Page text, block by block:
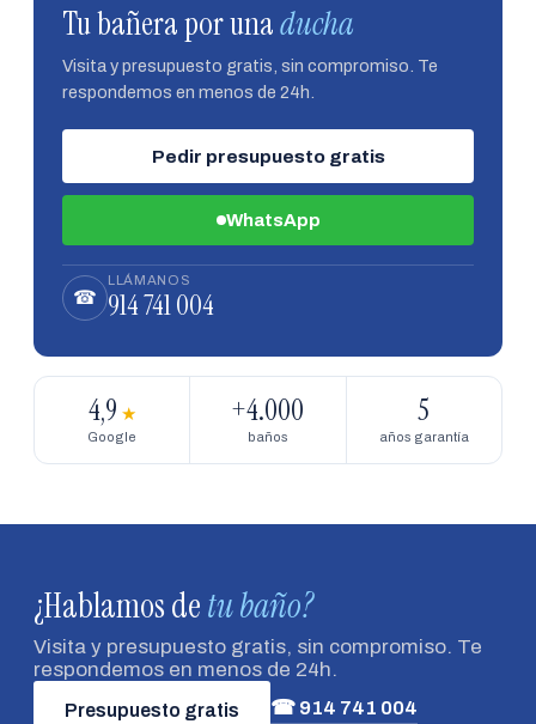
Tu bañera por unaducha
Visita y presupuesto gratis, sin compromiso. Te
respondemos en menos de 24h.
Pedir presupuesto gratis
WhatsApp
☎
LLÁMANOS
914 741 004
4,9 ★
Google
+4.000
baños
5
años garantía
¿Hablamos detu baño?
Visita y presupuesto gratis, sin compromiso. Te
respondemos en menos de 24h.
Presupuesto gratis ☎ 914 741 004